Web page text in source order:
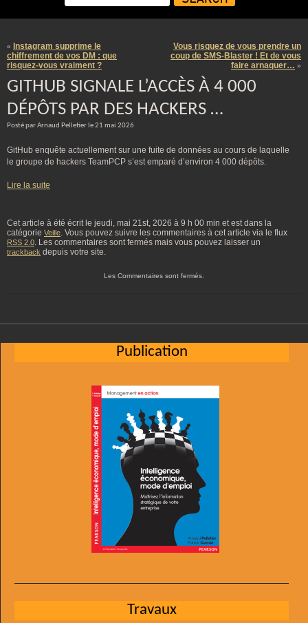
«
Instagram supprime le
chiffrement de vos DM : que
risquez-vous vraiment ?
Vous risquez de vous prendre un
coup de SMS-Blaster ! Et de vous
faire arnaquer… »
GITHUB SIGNALE L’ACCÈS À 4 000
DÉPÔTS PAR DES HACKERS …
Posté par Arnaud Pelletier le 21 mai 2026
GitHub enquête actuellement sur une fuite de données au cours de laquelle
le groupe de hackers TeamPCP s’est emparé d’environ 4 000 dépôts.
Lire la suite
Cet article à été écrit le jeudi, mai 21st, 2026 à 9 h 00 min et est dans la
catégorie Veille. Vous pouvez suivre les commentaires à cet article via le flux
RSS 2.0. Les commentaires sont fermés mais vous pouvez laisser un
trackback depuis votre site.
Les Commentaires sont fermés.
Publication
Travaux